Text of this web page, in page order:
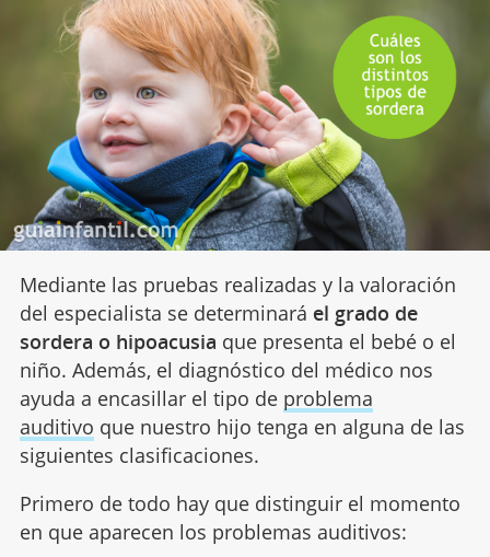
Mediante las pruebas realizadas y la valoración
del especialista se determinará el grado de
sordera o hipoacusia que presenta el bebé o el
niño. Además, el diagnóstico del médico nos
ayuda a encasillar el tipo de problema
auditivo que nuestro hijo tenga en alguna de las
siguientes clasificaciones.
Primero de todo hay que distinguir el momento
en que aparecen los problemas auditivos: